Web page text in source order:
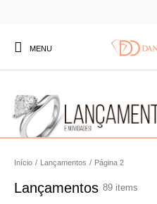
MENU
Início / Lançamentos / Página 2
Lançamentos 89 items